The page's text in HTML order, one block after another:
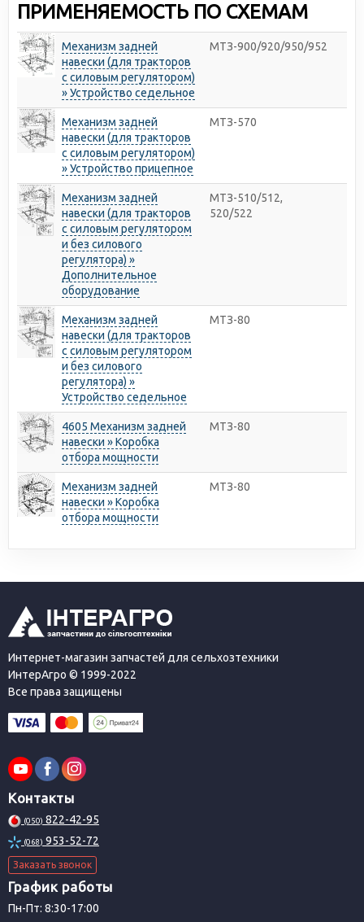
ПРИМЕНЯЕМОСТЬ ПО СХЕМАМ
Механизм задней
навески (для тракторов
с силовым регулятором)
» Устройство седельное
МТЗ-900/920/950/952
Механизм задней
навески (для тракторов
с силовым регулятором)
» Устройство прицепное
МТЗ-570
Механизм задней
навески (для тракторов
с силовым регулятором
и без силового
регулятора) »
Дополнительное
оборудование
МТЗ-510/512,
520/522
Механизм задней
навески (для тракторов
с силовым регулятором
и без силового
регулятора) »
Устройство седельное
МТЗ-80
4605 Механизм задней
навески » Коробка
отбора мощности
МТЗ-80
Механизм задней
навески » Коробка
отбора мощности
МТЗ-80
Интернет-магазин запчастей для сельхозтехники
ИнтерАгро © 1999-2022
Все права защищены
Контакты
(050) 822-42-95
(068) 953-52-72
Заказать звонок
График работы
Пн-Пт: 8:30-17:00